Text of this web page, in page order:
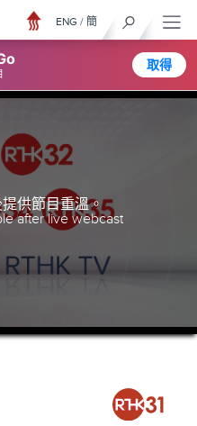
取得
ENG / 簡
供節目重溫。
after live webcast